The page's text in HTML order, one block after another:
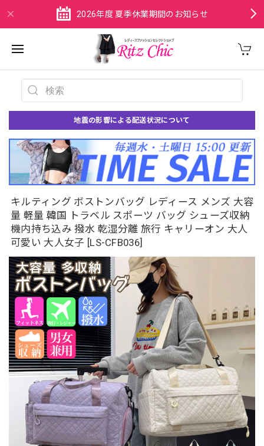
2026年度 夏季休業期間のお知らせ
地震の影響による配送状況について
キルティング ボストンバッグ レディース メンズ 大容
量 軽量 韓国 トラベル スポーツ バッグ シューズ収納
機内持ち込み 撥水 乾湿分離 旅行 キャリーオン 大人
可愛い 大人女子 [LS-CFB036]